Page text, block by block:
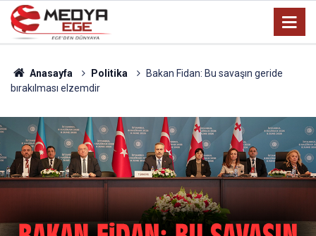
Anasayfa Politika
Bakan Fidan: Bu savaşın geride
bırakılması elzemdir